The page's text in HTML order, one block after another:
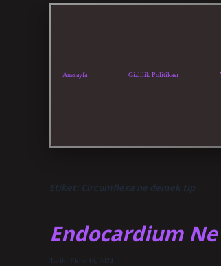
Anasayfa Gizlilik Politikası
Etiket: Circumflexa ne demek tıp
Endocardium
Tarih: Ekim 16, 2024